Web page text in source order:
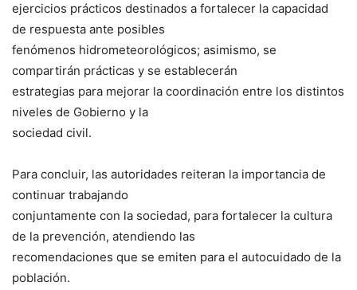
ejercicios prácticos destinados a fortalecer la capacidad
de respuesta ante posibles
fenómenos hidrometeorológicos; asimismo, se
compartirán prácticas y se establecerán
estrategias para mejorar la coordinación entre los distintos
niveles de Gobierno y la
sociedad civil.
Para concluir, las autoridades reiteran la importancia de
continuar trabajando
conjuntamente con la sociedad, para fortalecer la cultura
de la prevención, atendiendo las
recomendaciones que se emiten para el autocuidado de la
población.